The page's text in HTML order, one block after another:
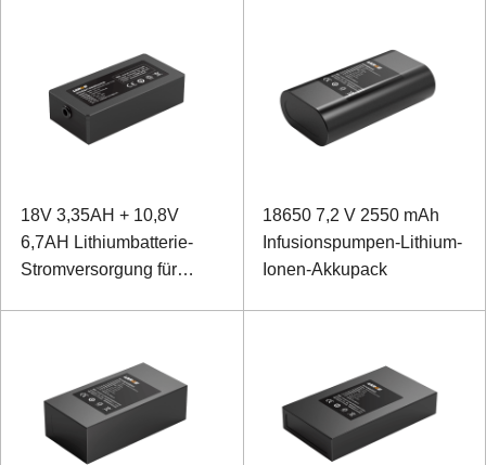
18V 3,35AH + 10,8V
6,7AH Lithiumbatterie-
Stromversorgung für
18650 7,2 V 2550 mAh
Infusionspumpen-Lithium-
Ionen-Akkupack